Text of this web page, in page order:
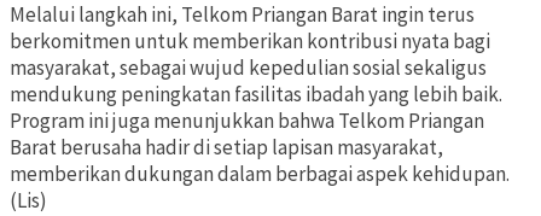
Melalui langkah ini, Telkom Priangan Barat ingin terus
berkomitmen untuk memberikan kontribusi nyata bagi
masyarakat, sebagai wujud kepedulian sosial sekaligus
mendukung peningkatan fasilitas ibadah yang lebih baik.
Program ini juga menunjukkan bahwa Telkom Priangan
Barat berusaha hadir di setiap lapisan masyarakat,
memberikan dukungan dalam berbagai aspek kehidupan.
(Lis)